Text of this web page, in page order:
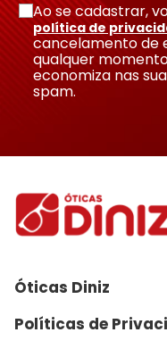
Ao se cadastrar,
política de
cancelamento de
qualquer
economiza nas
spam.
Óticas Diniz
Políticas de